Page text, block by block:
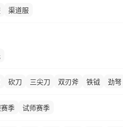
渠道服
砍刀 三尖刀 双刃斧 铁钺 劲弩
季 试师赛季